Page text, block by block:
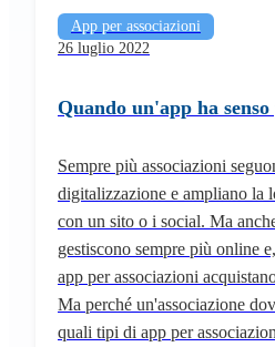
App per associazioni
26 luglio 2022
Quando un'app ha
Sempre più associazioni
digitalizzazione e ampliano la
con un sito o i social. Ma
gestiscono sempre più online
app per associazioni
Ma perché un'associazione
quali tipi di app per